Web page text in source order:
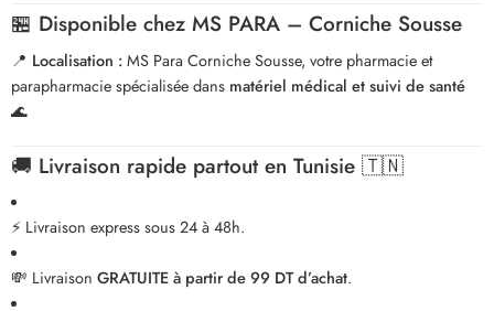
🏪 Disponible chez MS PARA – Corniche Sousse
📍 Localisation :MS Para Corniche Sousse, votre pharmacie et
parapharmacie spécialisée dans matériel médical et suivi de santé
🌊
🚚 Livraison rapide partout en Tunisie 🇹🇳
⚡ Livraison express sous 24 à 48h.
💸 Livraison GRATUITE à partir de 99 DT d’achat.